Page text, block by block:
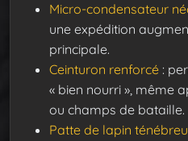
Micro-condensateur
une expédition
principale.
Ceinturon renforcé :
« bien nourri », même
ou champs de bataille.
Patte de lapin